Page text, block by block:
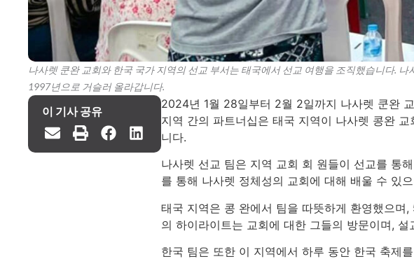
나사렛 쿤완 교회와 한국 국가 지역의 선교 부서는 태국에서 선교 여행을 조직했습니다.
1997년으로 거슬러 올라갑니다.
이 기사 공유
2024년 1월 28일부터 2월 2일까지 나사렛 쿤완
지역 간의 파트너십은 태국 지역이 나사렛 콩완
니다.
나사렛 선교 팀은 지역 교회 회 원들이 선교를 통
를 통해 나사렛 정체성의 교회에 대해 배울 수 있
태국 지역은 콩 완에서 팀을 따뜻하게 환영했으
의 하이라이트는 교회에 대한 그들의 방문이며,
한국 팀은 또한 이 지역에서 하루 동안 한국 축제